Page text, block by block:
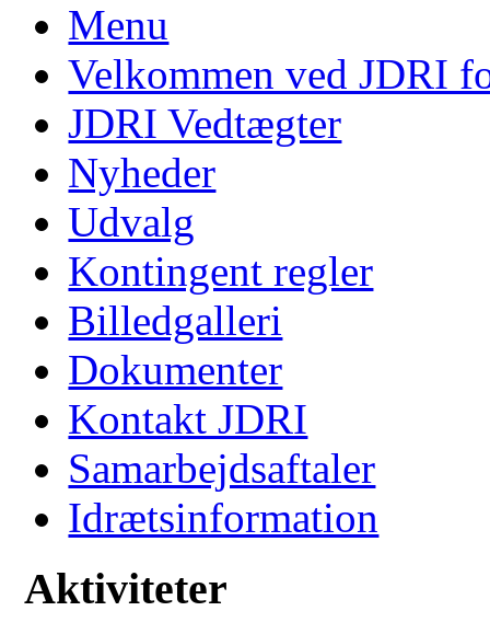
Menu
Velkommen ved JDRI
JDRI Vedtægter
Nyheder
Udvalg
Kontingent regler
Billedgalleri
Dokumenter
Kontakt JDRI
Samarbejdsaftaler
Idrætsinformation
Aktiviteter